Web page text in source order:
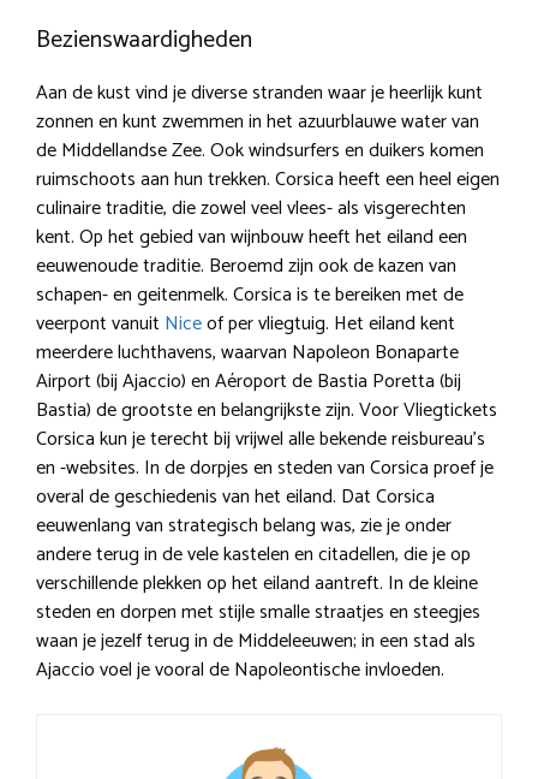
Bezienswaardigheden
Aan de kust vind je diverse stranden waar je heerlijk kunt
zonnen en kunt zwemmen in het azuurblauwe water van
de Middellandse Zee. Ook windsurfers en duikers komen
ruimschoots aan hun trekken. Corsica heeft een heel eigen
culinaire traditie, die zowel veel vlees- als visgerechten
kent. Op het gebied van wijnbouw heeft het eiland een
eeuwenoude traditie. Beroemd zijn ook de kazen van
schapen- en geitenmelk. Corsica is te bereiken met de
veerpont vanuit Niceof per vliegtuig. Het eiland kent
meerdere luchthavens, waarvan Napoleon Bonaparte
Airport (bij Ajaccio) en Aéroport de Bastia Poretta (bij
Bastia) de grootste en belangrijkste zijn. Voor Vliegtickets
Corsica kun je terecht bij vrijwel alle bekende reisbureau’s
en -websites. In de dorpjes en steden van Corsica proef je
overal de geschiedenis van het eiland. Dat Corsica
eeuwenlang van strategisch belang was, zie je onder
andere terug in de vele kastelen en citadellen, die je op
verschillende plekken op het eiland aantreft. In de kleine
steden en dorpen met stijle smalle straatjes en steegjes
waan je jezelf terug in de Middeleeuwen; in een stad als
Ajaccio voel je vooral de Napoleontische invloeden.